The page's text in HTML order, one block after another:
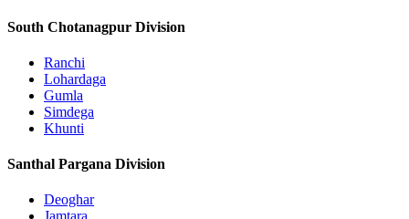
South Chotanagpur Division
Ranchi
Lohardaga
Gumla
Simdega
Khunti
Santhal Pargana Division
Deoghar